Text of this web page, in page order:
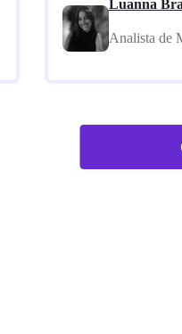
Luanna
Analista de